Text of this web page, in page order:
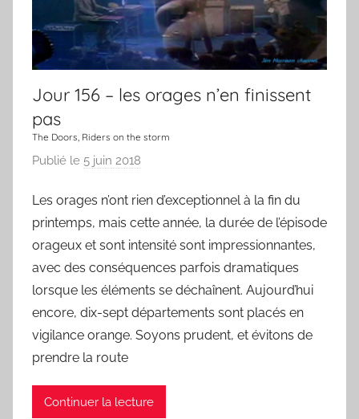
Jour 156 – les orages n’en finissent
pas
The Doors, Riders on the storm
Publié le 5 juin 2018
r
L
a
C
h
a
n
n
d
Les orages n’ont rien d’exceptionnel à la fin du
printemps, mais cette année, la durée de l’épisode
orageux et sont intensité sont impressionnantes,
avec des conséquences parfois dramatiques
lorsque les éléments se déchaînent. Aujourd’hui
encore, dix-sept départements sont placés en
vigilance orange. Soyons prudent, et évitons de
prendre la route
Continuer la lecture